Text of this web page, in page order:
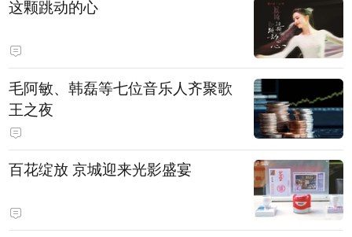
这颗跳动的心
毛阿敏、韩磊等七位音乐人齐聚歌
王之夜
百花绽放 京城迎来光影盛宴